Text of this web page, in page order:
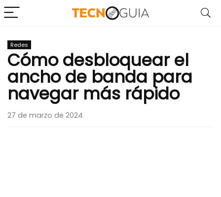
Redes
Cómo desbloquear el
ancho de banda para
navegar más rápido
27 de marzo de 2024